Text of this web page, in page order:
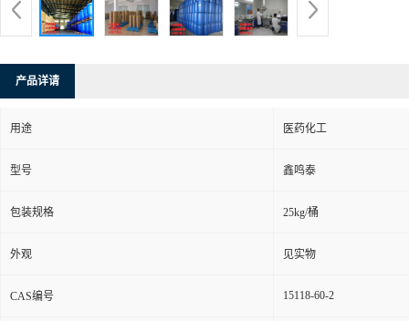
产品详请
用途 医药化工
型号 鑫鸣泰
包装规格 25kg/桶
外观 见实物
CAS编号 15118-60-2